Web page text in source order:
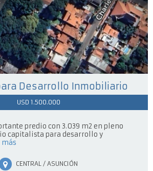
Desarrollo Inmobiliario
USD 1.500.000
predio con 3.039 m2 en pleno
capitalista para desarrollo y
más
CENTRAL / ASUNCIÓN